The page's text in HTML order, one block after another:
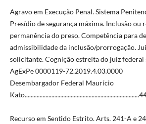
Agravo em Execução Penal. Sistema
Presídio de segurança máxima. Inclusão ou
permanência do preso. Competência para
admissibilidade da inclusão/prorrogação.
solicitante. Cognição estreita do juiz
AgExPe 0000119-72.2019.4.03.0000
Desembargador Federal Maurício
Recurso em Sentido Estrito. Arts. 241-A e